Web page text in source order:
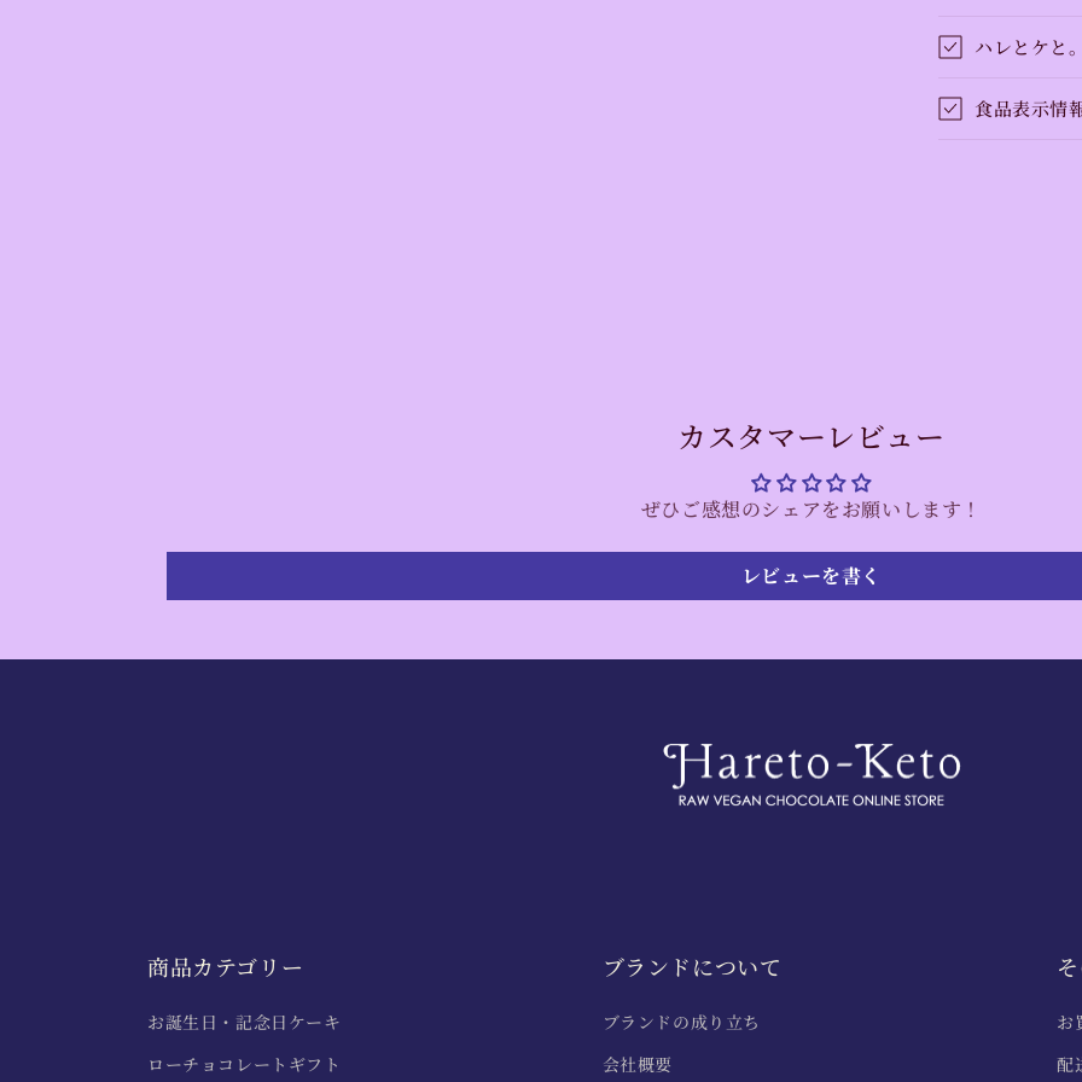
ハレとケと
食品表示情
カスタマーレビュー
ぜひご感想のシェアをお願いします！
レビューを書く
商品カテゴリー
お誕生日・記念日ケーキ
ローチョコレートギフト
ブランドについて
ブランドの成り立ち
会社概要
お
配